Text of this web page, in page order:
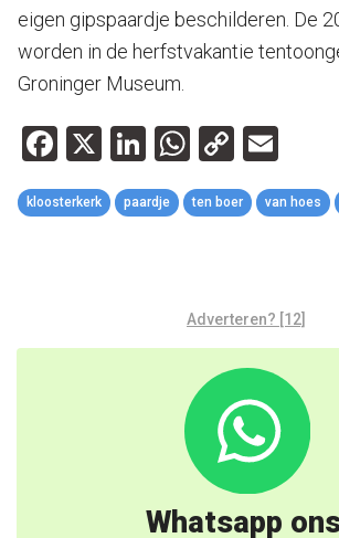
eigen gipspaardje beschilderen. De
worden in de herfstvakantie
Groninger Museum.
Facebook
X LinkedIn
WhatsApp
Copy
Link
kloosterkerk paardje ten boer van hoes
Adverteren? [12]
Whatsapp